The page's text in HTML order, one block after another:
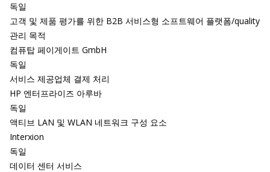
독일
고객 및 제품 평가를 위한 B2B 서비스형 소프트웨어 플랫폼/quality
관리 목적
컴퓨탑 페이게이트 GmbH
독일
서비스 제공업체 결제 처리
HP 엔터프라이즈 아루바
독일
액티브 LAN 및 WLAN 네트워크 구성 요소
Interxion
독일
데이터 센터 서비스